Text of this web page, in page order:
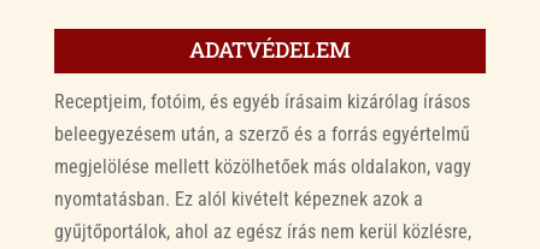
ADATVÉDELEM
Receptjeim, fotóim, és egyéb írásaim kizárólag írásos
beleegyezésem után, a szerző és a forrás egyértelmű
megjelölése mellett közölhetőek más oldalakon, vagy
nyomtatásban. Ez alól kivételt képeznek azok a
gyűjtőportálok, ahol az egész írás nem kerül közlésre,